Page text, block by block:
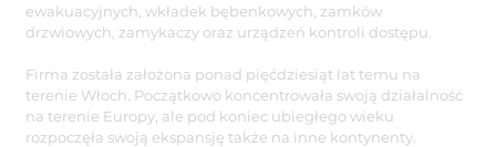
ewakuacyjnych, wkładek bębenkowych, zamków
drzwiowych, zamykaczy oraz urządzeń kontroli dostępu.
Firma została założona ponad pięćdziesiąt lat temu na
terenie Włoch. Początkowo koncentrowała swoją działalność
na terenie Europy, ale pod koniec ubiegłego wieku
rozpoczęła swoją ekspansję także na inne kontynenty.